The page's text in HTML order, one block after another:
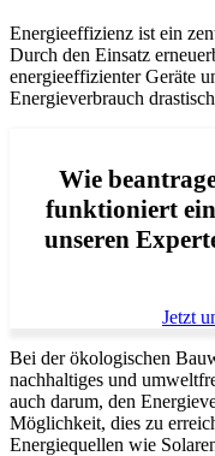
Energieeffizienz ist ein
Durch den Einsatz
energieeffizienter Geräte
Energieverbrauch
Wie
funktioniert
unseren
Jetzt
Bei der ökologischen
nachhaltiges und
auch darum, den
Möglichkeit, dies zu
Energiequellen wie